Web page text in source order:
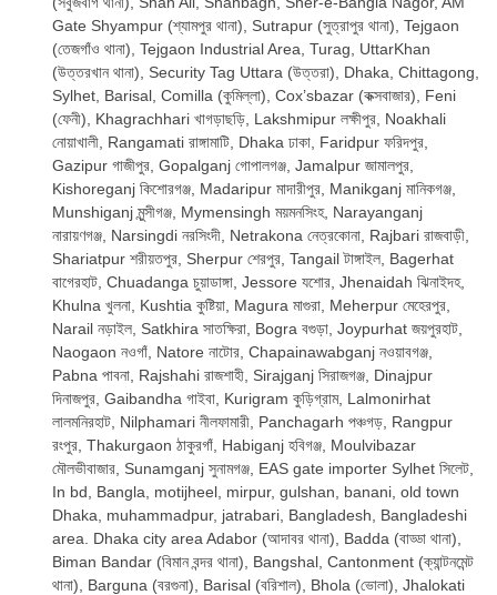
Gate Shyampur (শ্যামপুর থানা), Sutrapur (সুত্রাপুর থানা), Tejgaon
(তেজগাঁও থানা), Tejgaon Industrial Area, Turag, UttarKhan
(উত্তরখান থানা), Security Tag Uttara (উত্তরা), Dhaka, Chittagong,
Sylhet, Barisal, Comilla (কুমিল্লা), Cox’sbazar (কক্সবাজার), Feni
(ফেনী), Khagrachhari খাগড়াছড়ি, Lakshmipur লক্ষীপুর, Noakhali
নোয়াখালী, Rangamati রাঙ্গামাটি, Dhaka ঢাকা, Faridpur ফরিদপুর,
Gazipur গাজীপুর, Gopalganj গোপালগঞ্জ, Jamalpur জামালপুর,
Kishoreganj কিশোরগঞ্জ, Madaripur মাদারীপুর, Manikganj মানিকগঞ্জ,
Munshiganj মুন্সীগঞ্জ, Mymensingh ময়মনসিংহ, Narayanganj
নারায়ণগঞ্জ, Narsingdi নরসিংদী, Netrakona নেত্রকোনা, Rajbari রাজবাড়ী,
Shariatpur শরীয়তপুর, Sherpur শেরপুর, Tangail টাঙ্গাইল, Bagerhat
বাগেরহাট, Chuadanga চুয়াডাঙ্গা, Jessore যশোর, Jhenaidah ঝিনাইদহ,
Khulna খুলনা, Kushtia কুষ্টিয়া, Magura মাগুরা, Meherpur মেহেরপুর,
Narail নড়াইল, Satkhira সাতক্ষিরা, Bogra বগুড়া, Joypurhat জয়পুরহাট,
Naogaon নওগাঁ, Natore নাটোর, Chapainawabganj নওয়াবগঞ্জ,
Pabna পাবনা, Rajshahi রাজশাহী, Sirajganj সিরাজগঞ্জ, Dinajpur
দিনাজপুর, Gaibandha গাইবা, Kurigram কুড়িগ্রাম, Lalmonirhat
লালমনিরহাট, Nilphamari নীলফামারী, Panchagarh পঞ্চগড়, Rangpur
রংপুর, Thakurgaon ঠাকুরগাঁ, Habiganj হবিগঞ্জ, Moulvibazar
মৌলভীবাজার, Sunamganj সুনামগঞ্জ, EAS gate importer Sylhet সিলেট,
In bd, Bangla, motijheel, mirpur, gulshan, banani, old town
Dhaka, muhammadpur, jatrabari, Bangladesh, Bangladeshi
area. Dhaka city area Adabor (আদাবর থানা), Badda (বাড্ডা থানা),
Biman Bandar (বিমান বন্দর থানা), Bangshal, Cantonment (ক্যান্টনমেন্ট
থানা), Barguna (বরগুনা), Barisal (বরিশাল), Bhola (ভোলা), Jhalokati